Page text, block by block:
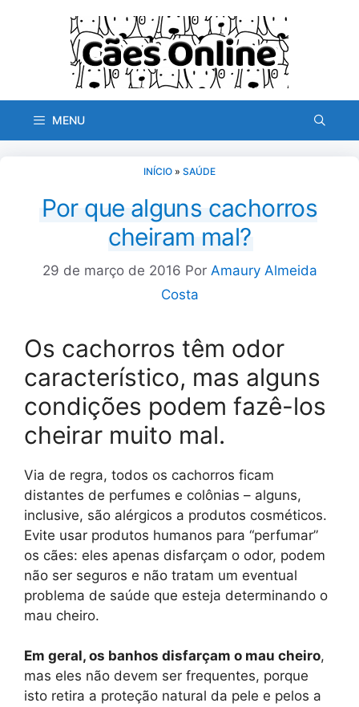
MENU
INÍCIO » SAÚDE
Por que alguns cachorros
cheiram mal?
29 de março de 2016 Por Amaury Almeida
Costa
Os cachorros têm odor
característico, mas alguns
condições podem fazê-los
cheirar muito mal.
Via de regra, todos os cachorros ficam
distantes de perfumes e colônias – alguns,
inclusive, são alérgicos a produtos cosméticos.
Evite usar produtos humanos para “perfumar”
os cães: eles apenas disfarçam o odor, podem
não ser seguros e não tratam um eventual
problema de saúde que esteja determinando o
mau cheiro.
Em geral, os banhos disfarçam o mau cheiro,
mas eles não devem ser frequentes, porque
isto retira a proteção natural da pele e pelos a